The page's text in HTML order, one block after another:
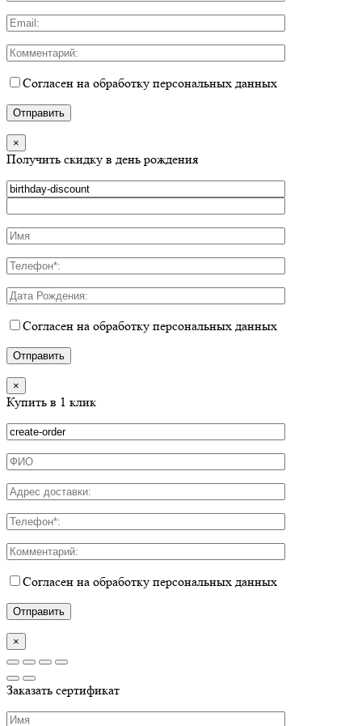
Согласен на обработку персональных данных
×
Получить скидку в день рождения
Согласен на обработку персональных данных
×
Купить в 1 клик
Согласен на обработку персональных данных
×
Заказать сертификат